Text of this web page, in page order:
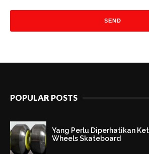
POPULAR POSTS
Yang Perlu Diperhatikan
Wheels Skateboard